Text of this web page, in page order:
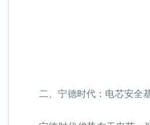
二、宁德时代：电芯安全